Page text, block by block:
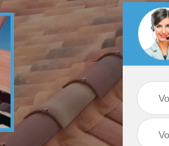
Recherche de fuite
de toiture 44